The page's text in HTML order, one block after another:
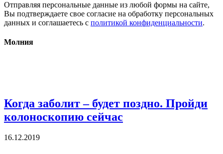
Отправляя персональные данные из любой формы на сайте,
Вы подтверждаете свое согласие на обработку персональных
данных и соглашаетесь с политикой конфиденциальности.
Молния
Когда заболит – будет поздно. Пройди
колоноскопию сейчас
16.12.2019